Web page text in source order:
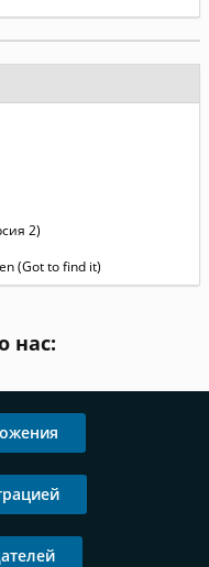
2)
(Got to find it)
нас: